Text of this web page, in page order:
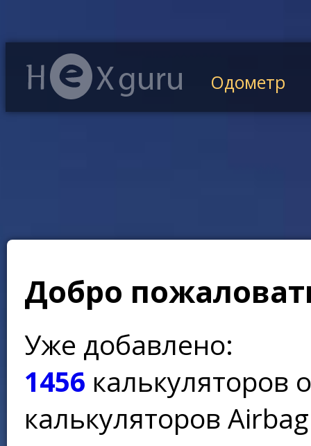
Одометр
Добро
Уже добавлено:
1456 калькуляторов
калькуляторов Airbag